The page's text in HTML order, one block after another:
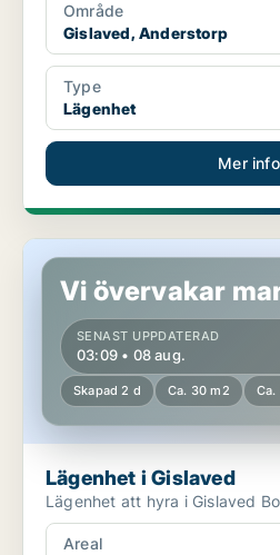
Område
Gislaved, Anderstorp
Type
Lägenhet
Mer info
Lägenhet i Gislaved
Vi övervakar
SENAST UPPDATERAD
03:09 • 08 aug.
Skapad 2 d Ca. 30 m2 Ca.
Lägenhet i Gislaved
Areal